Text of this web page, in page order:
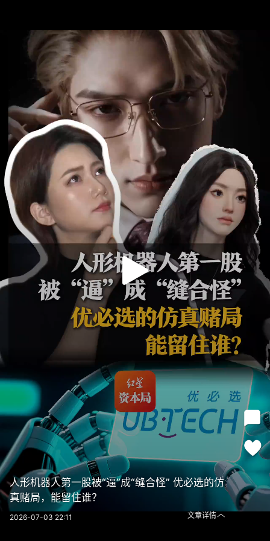
人形机器人第一股被“逼”成“缝合怪” 优必选的仿
真赌局，能留住谁？
2026-07-03 22:11 文章详情